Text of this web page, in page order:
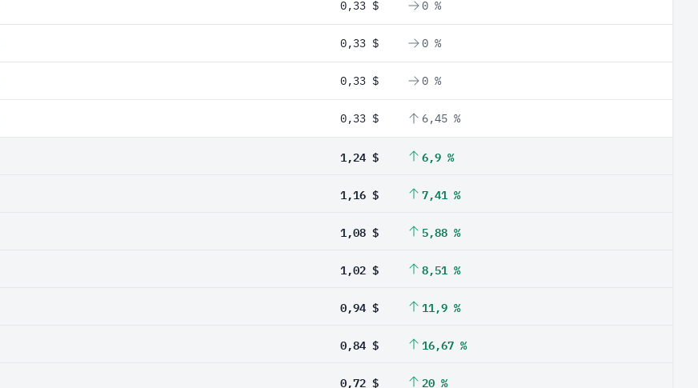
0,33 $ 0 %
0,33 $ 0 %
0,33 $ 0 %
0,33 $ 6,45 %
1,24 $ 6,9 %
1,16 $ 7,41 %
1,08 $ 5,88 %
1,02 $ 8,51 %
0,94 $ 11,9 %
0,84 $ 16,67 %
0,72 $ 20 %